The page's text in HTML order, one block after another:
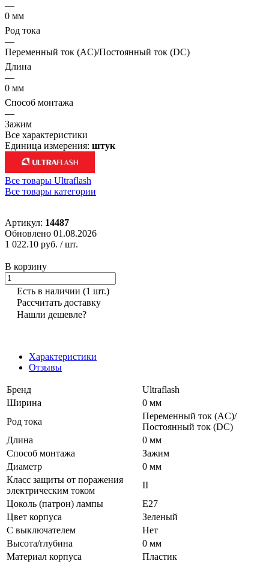
—
0 мм
Род тока
—
Переменный ток (AC)/Постоянный ток (DC)
Длина
—
0 мм
Способ монтажа
—
Зажим
Все характеристики
Единица измерения: штук
Все товары Ultraflash
Все товары категории
Артикул: 14487
Обновлено 01.08.2026
1 022.10 руб. / шт.
В корзину
Есть в наличии (1 шт.)
Рассчитать доставку
Нашли дешевле?
Характеристики
Отзывы
Бренд
Ultraflash
Ширина
0 мм
Род тока
Переменный ток (AC)/
Постоянный ток (DC)
Длина
0 мм
Способ монтажа
Зажим
Диаметр
0 мм
Класс защиты от поражения
электрическим током
II
Цоколь (патрон) лампы
E27
Цвет корпуса
Зеленый
С выключателем
Нет
Высота/глубина
0 мм
Материал корпуса
Пластик